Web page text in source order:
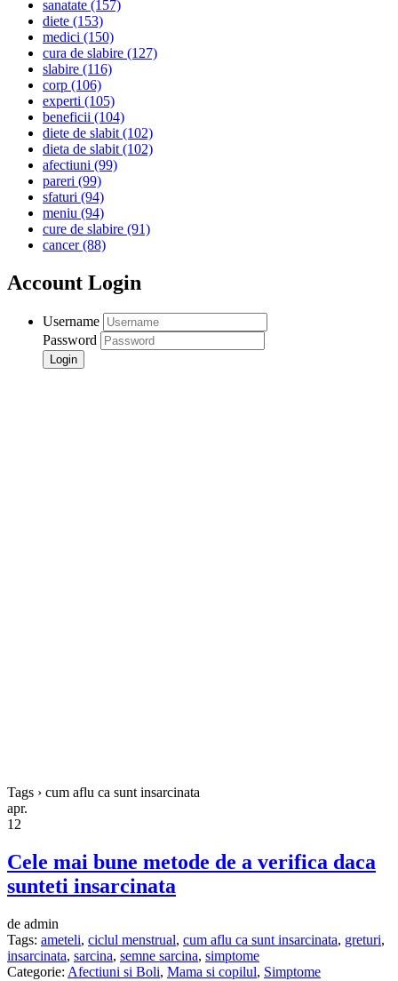
sanatate (157)
diete (153)
medici (150)
cura de slabire (127)
slabire (116)
corp (106)
experti (105)
beneficii (104)
diete de slabit(102)
dieta de slabit(102)
afectiuni (99)
pareri (99)
sfaturi (94)
meniu (94)
cure de slabire (91)
cancer(88)
Account Login
Username
Password
Tags › cum aflu ca sunt insarcinata
apr.
12
Cele mai bune metode de a verifica daca
sunteti insarcinata
de admin
Tags: ameteli, ciclul menstrual, cum aflu ca sunt insarcinata, greturi,
insarcinata, sarcina, semne sarcina, simptome
Categorie: Afectiuni si Boli, Mama si copilul, Simptome